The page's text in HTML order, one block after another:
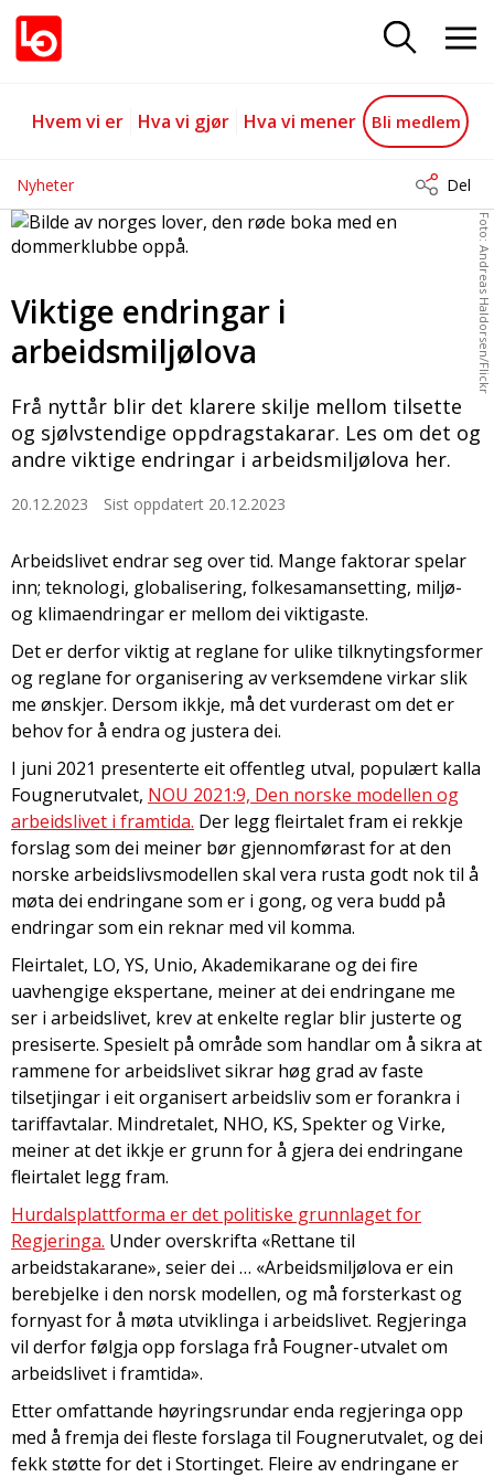
Viktige endringar i
Gå til hovedinnhold
Gå til navigasjon
Hvem vi er Hva vi gjør Hva vi mener Bli medlem
Nyheter Del
Foto: Andreas Haldorsen/Flickr
Viktige endringar i
arbeidsmiljølova
Frå nyttår blir det klarere skilje mellom tilsette
og sjølvstendige oppdragstakarar. Les om det og
andre viktige endringar i arbeidsmiljølova her.
20.12.2023 Sist oppdatert 20.12.2023
Arbeidslivet endrar seg over tid. Mange faktorar spelar
inn; teknologi, globalisering, folkesamansetting, miljø-
og klimaendringar er mellom dei viktigaste.
Det er derfor viktig at reglane for ulike tilknytingsformer
og reglane for organisering av verksemdene virkar slik
me ønskjer. Dersom ikkje, må det vurderast om det er
behov for å endra og justera dei.
I juni 2021 presenterte eit offentleg utval, populært kalla
Fougnerutvalet, NOU 2021:9, Den norske modellen og
arbeidslivet i framtida. Der legg fleirtalet fram ei rekkje
forslag som dei meiner bør gjennomførast for at den
norske arbeidslivsmodellen skal vera rusta godt nok til å
møta dei endringane som er i gong, og vera budd på
endringar som ein reknar med vil komma.
Fleirtalet, LO, YS, Unio, Akademikarane og dei fire
uavhengige ekspertane, meiner at dei endringane me
ser i arbeidslivet, krev at enkelte reglar blir justerte og
presiserte. Spesielt på område som handlar om å sikra at
rammene for arbeidslivet sikrar høg grad av faste
tilsetjingar i eit organisert arbeidsliv som er forankra i
tariffavtalar. Mindretalet, NHO, KS, Spekter og Virke,
meiner at det ikkje er grunn for å gjera dei endringane
fleirtalet legg fram.
Hurdalsplattforma er det politiske grunnlaget for
Regjeringa. Under overskrifta «Rettane til
arbeidstakarane», seier dei … «Arbeidsmiljølova er ein
berebjelke i den norsk modellen, og må forsterkast og
fornyast for å møta utviklinga i arbeidslivet. Regjeringa
vil derfor følgja opp forslaga frå Fougner-utvalet om
arbeidslivet i framtida».
Etter omfattande høyringsrundar enda regjeringa opp
med å fremja dei fleste forslaga til Fougnerutvalet, og dei
fekk støtte for det i Stortinget. Fleire av endringane er